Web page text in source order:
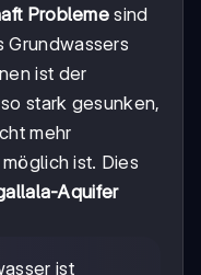
Problemesind
Grundwassers
ist der
stark gesunken,
mehr
ist. Dies
Aquifer
ist